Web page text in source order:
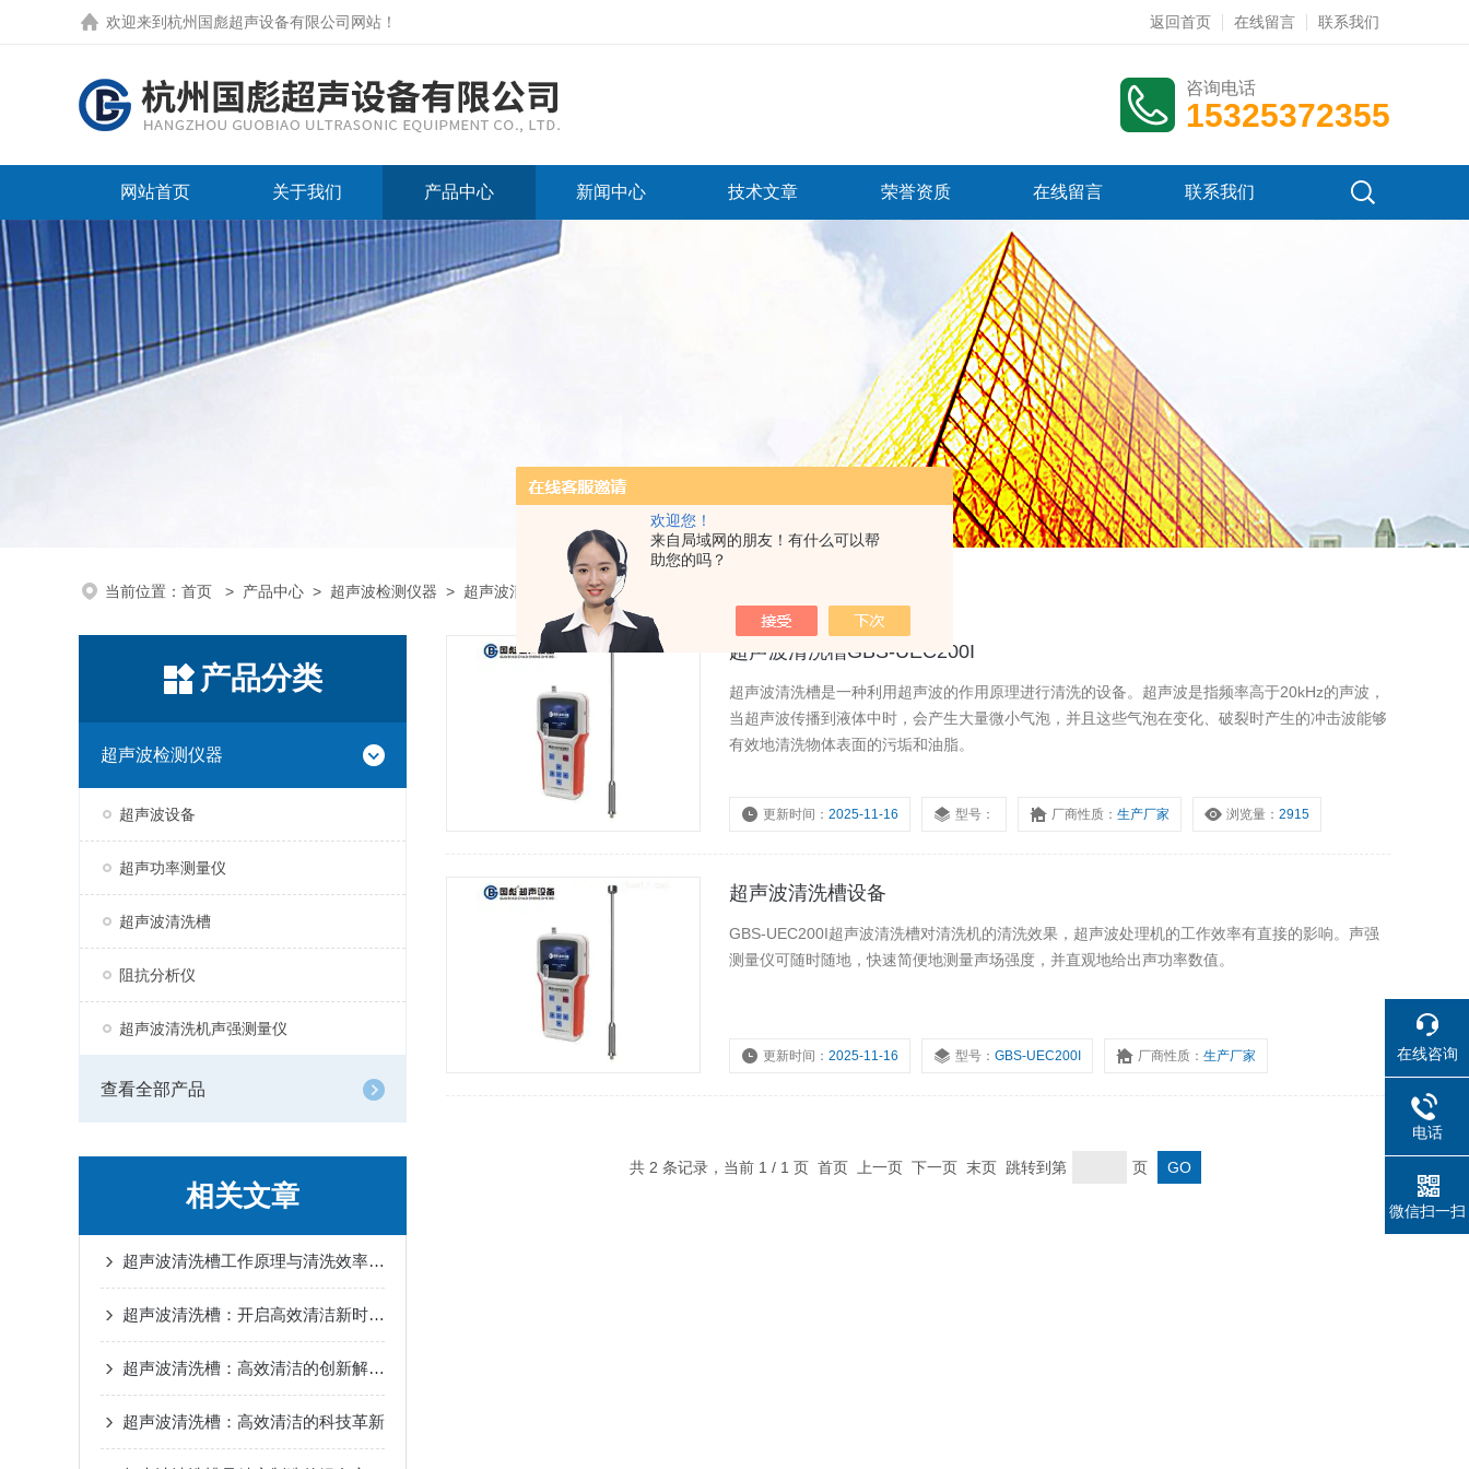
欢迎您！
来自局域网的朋友！有什么可以帮
助您的吗？
欢迎来到 杭州国彪超声设备有限公司网站 ！ 返回首页 在线留言 联系我们
咨询电话
15325372355
网站首页 关于我们 产品中心 新闻中心 技术文章 荣誉资质 在线留言 联系我们
当前位置： 首页 > 产品中心 > 超声波检测仪器 > 超声波清洗槽
产品分类
超声波检测仪器
超声波设备
超声功率测量仪
超声波清洗槽
阻抗分析仪
超声波清洗机声强测量仪
查看全部产品
相关文章
超声波清洗槽工作原理与清洗效率提升技术解析
超声波清洗槽：开启高效清洁新时代的精密设备
超声波清洗槽：高效清洁的创新解决方案
超声波清洗槽：高效清洁的科技革新
超声波清洗槽GBS-UEC200I
超声波清洗槽是一种利用超声波的作用原理进行清洗的设备。超声波是指频率高于20kHz的声波，
当超声波传播到液体中时，会产生大量微小气泡，并且这些气泡在变化、破裂时产生的冲击波能够
有效地清洗物体表面的污垢和油脂。
更新时间：2025-11-16 型号： 厂商性质：生产厂家 浏览量：2915
超声波清洗槽设备
GBS-UEC200I超声波清洗槽对清洗机的清洗效果，超声波处理机的工作效率有直接的影响。声强
测量仪可随时随地，快速简便地测量声场强度，并直观地给出声功率数值。
更新时间：2025-11-16 型号：GBS-UEC200I 厂商性质：生产厂家
共 2 条记录，当前 1 / 1 页 首页 上一页 下一页 末页 跳转到第 页
在线咨询
电话
微信扫一扫